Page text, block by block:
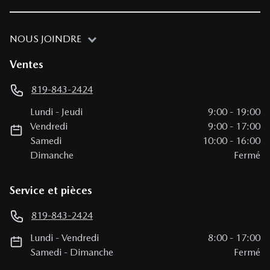
NOUS JOINDRE
Ventes
819-843-2424
Lundi - Jeudi 9:00 - 19:00
Vendredi
9:00 - 17:00
Samedi
10:00 - 16:00
Dimanche
Fermé
Service et pièces
819-843-2424
Lundi -Vendredi 8:00 - 17:00
Samedi - Dimanche Fermé